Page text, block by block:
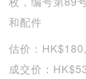
和配件
估价：
成交价：